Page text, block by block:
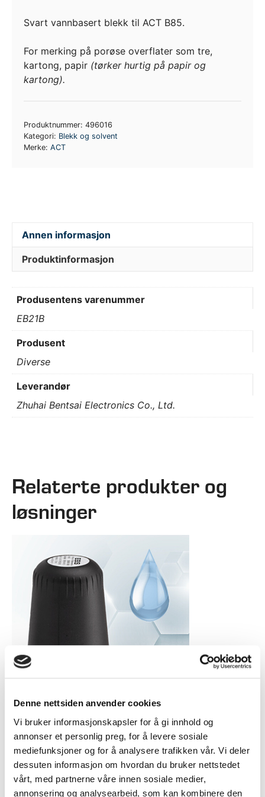
Denne nettsiden anvender cookies
Vi bruker informasjonskapsler for å gi innhold og
annonser et personlig preg, for å levere sosiale
mediefunksjoner og for å analysere trafikken vår. Vi deler
dessuten informasjon om hvordan du bruker nettstedet
vårt, med partnerne våre innen sosiale medier,
annonsering og analysearbeid, som kan kombinere den
Blekkpatron,
Svart
vannbasert
antall
Svart vannbasert blekk til ACT B85.
For merking på porøse overflater som tre,
kartong, papir (tørker hurtig på papir og
kartong).
Produktnummer: 496016
Kategori: Blekk og solvent
Merke: ACT
Annen informasjon
Produktinformasjon
Produsentens varenummer
EB21B
Produsent
Diverse
Leverandør
Zhuhai Bentsai Electronics Co., Ltd.
Relaterte produkter og
løsninger
Wash Up Cleaner Ethanol EBS 250
Legg i handlekurv